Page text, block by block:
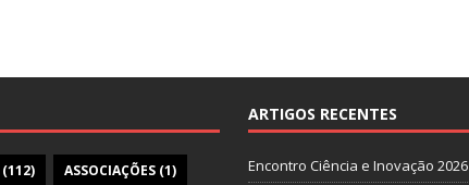
(112) ASSOCIAÇÕES (1)
ARTIGOS RECENTES
Encontro Ciência e Inovação 2026